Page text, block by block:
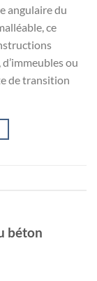
angulaire du
ce
ou
de transition
béton